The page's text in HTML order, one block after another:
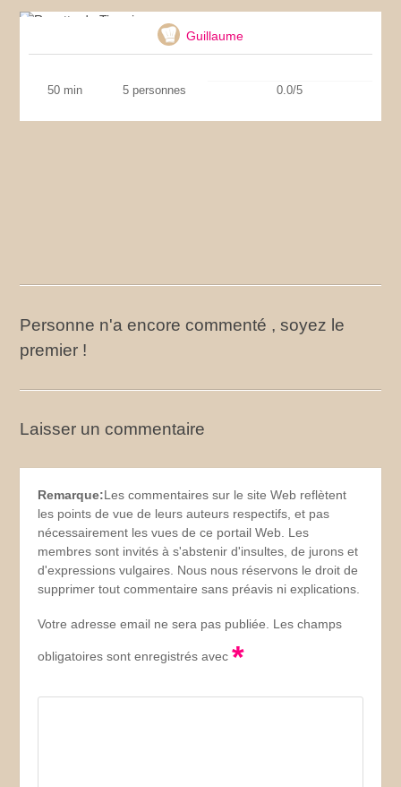
Guillaume
50 min 5 personnes 0.0/5
Personne n'a encore commenté , soyez le
premier !
Laisser un commentaire
Remarque:Les commentaires sur le site Web reflètent
les points de vue de leurs auteurs respectifs, et pas
nécessairement les vues de ce portail Web. Les
membres sont invités à s'abstenir d'insultes, de jurons et
d'expressions vulgaires. Nous nous réservons le droit de
supprimer tout commentaire sans préavis ni explications.
Votre adresse email ne sera pas publiée. Les champs
obligatoires sont enregistrés avec*